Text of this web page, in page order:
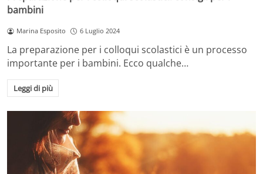
bambini
Marina Esposito 6 Luglio 2024
La preparazione per i colloqui scolastici è un processo
importante per i bambini. Ecco qualche…
Leggi di più